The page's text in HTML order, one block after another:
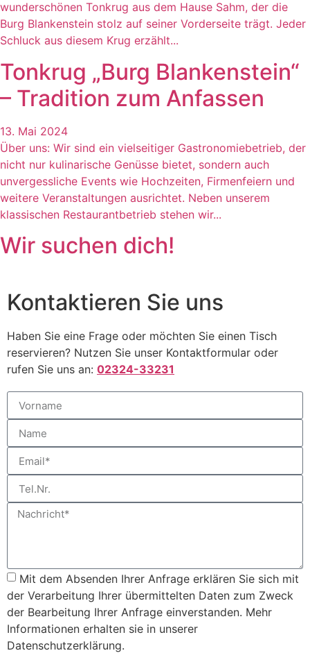
wunderschönen Tonkrug aus dem Hause Sahm, der die
Burg Blankenstein stolz auf seiner Vorderseite trägt. Jeder
Schluck aus diesem Krug erzählt...
Tonkrug „Burg Blankenstein“
– Tradition zum Anfassen
13. Mai 2024
Über uns: Wir sind ein vielseitiger Gastronomiebetrieb, der
nicht nur kulinarische Genüsse bietet, sondern auch
unvergessliche Events wie Hochzeiten, Firmenfeiern und
weitere Veranstaltungen ausrichtet. Neben unserem
klassischen Restaurantbetrieb stehen wir...
Wir suchen dich!
Kontaktieren Sie uns
Haben Sie eine Frage oder möchten Sie einen Tisch
reservieren? Nutzen Sie unser Kontaktformular oder
rufen Sie uns an: 02324-33231
Mit dem Absenden Ihrer Anfrage erklären Sie sich mit
der Verarbeitung Ihrer übermittelten Daten zum Zweck
der Bearbeitung Ihrer Anfrage einverstanden. Mehr
Informationen erhalten sie in unserer
Datenschutzerklärung.